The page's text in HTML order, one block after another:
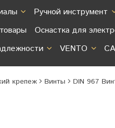
Ручной инструмент
Оснастка для
VENTO
крепеж Винты DIN 967